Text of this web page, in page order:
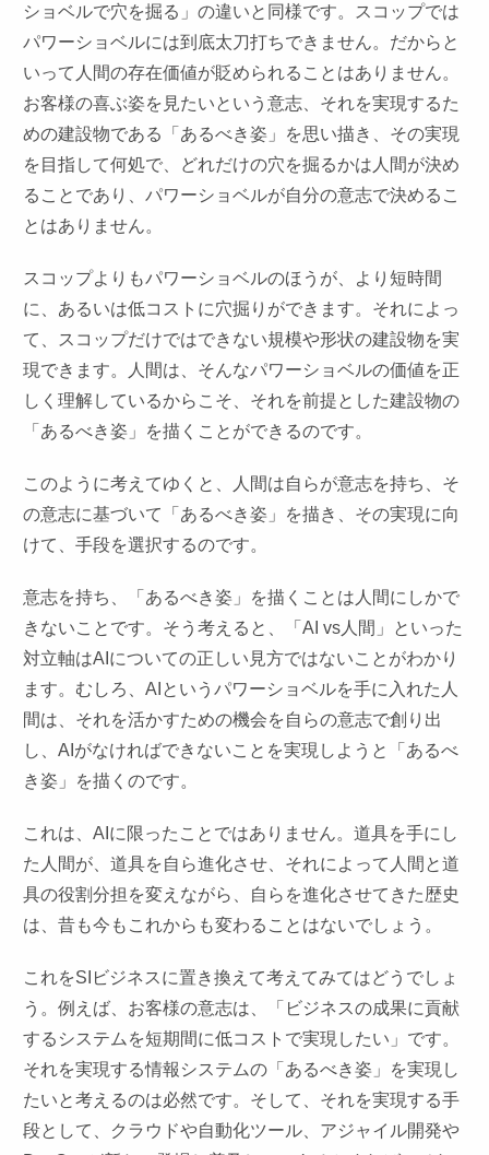
ショベルで穴を掘る」の違いと同様です。スコップでは
パワーショベルには到底太刀打ちできません。だからと
いって人間の存在価値が貶められることはありません。
お客様の喜ぶ姿を見たいという意志、それを実現するた
めの建設物である「あるべき姿」を思い描き、その実現
を目指して何処で、どれだけの穴を掘るかは人間が決め
ることであり、パワーショベルが自分の意志で決めるこ
とはありません。
スコップよりもパワーショベルのほうが、より短時間
に、あるいは低コストに穴掘りができます。それによっ
て、スコップだけではできない規模や形状の建設物を実
現できます。人間は、そんなパワーショベルの価値を正
しく理解しているからこそ、それを前提とした建設物の
「あるべき姿」を描くことができるのです。
このように考えてゆくと、人間は自らが意志を持ち、そ
の意志に基づいて「あるべき姿」を描き、その実現に向
けて、手段を選択するのです。
意志を持ち、「あるべき姿」を描くことは人間にしかで
きないことです。そう考えると、「AI vs人間」といった
対立軸はAIについての正しい見方ではないことがわかり
ます。むしろ、AIというパワーショベルを手に入れた人
間は、それを活かすための機会を自らの意志で創り出
し、AIがなければできないことを実現しようと「あるべ
き姿」を描くのです。
これは、AIに限ったことではありません。道具を手にし
た人間が、道具を自ら進化させ、それによって人間と道
具の役割分担を変えながら、自らを進化させてきた歴史
は、昔も今もこれからも変わることはないでしょう。
これをSIビジネスに置き換えて考えてみてはどうでしょ
う。例えば、お客様の意志は、「ビジネスの成果に貢献
するシステムを短期間に低コストで実現したい」です。
それを実現する情報システムの「あるべき姿」を実現し
たいと考えるのは必然です。そして、それを実現する手
段として、クラウドや自動化ツール、アジャイル開発や